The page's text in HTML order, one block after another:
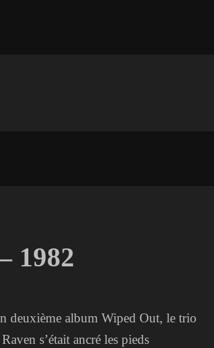
1982
deuxième album Wiped Out, le trio
s’était ancré les pieds